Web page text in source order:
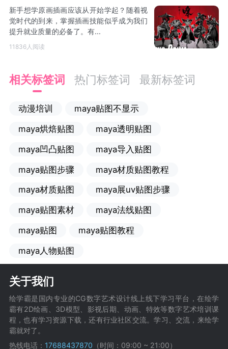
新手想学原画插画应该从开始学起？随着视
觉时代的到来，掌握插画技能似乎成为我们
提升就业质量的必备了。有...
11836人阅读
相关标签词 热门标签词 最新标签词
动漫培训
maya贴图不显示
maya烘焙贴图
maya透明贴图
maya凹凸贴图
maya导入贴图
maya贴图步骤
maya材质贴图教程
maya材质贴图
maya展uv贴图步骤
maya贴图素材
maya法线贴图
maya贴图
maya贴图教程
maya人物贴图
关于我们
绘学霸是国内专业的CG数字艺术设计线上线下学习平台，在绘学
霸有2D绘画、3D模型、影视后期、动画、特效等数字艺术培训课
程，也有学习资源下载，还有行业社区交流。学习、交流，来绘学
霸就对了。
热线电话： 17688437870 （时间：09:00 ~ 21:00）